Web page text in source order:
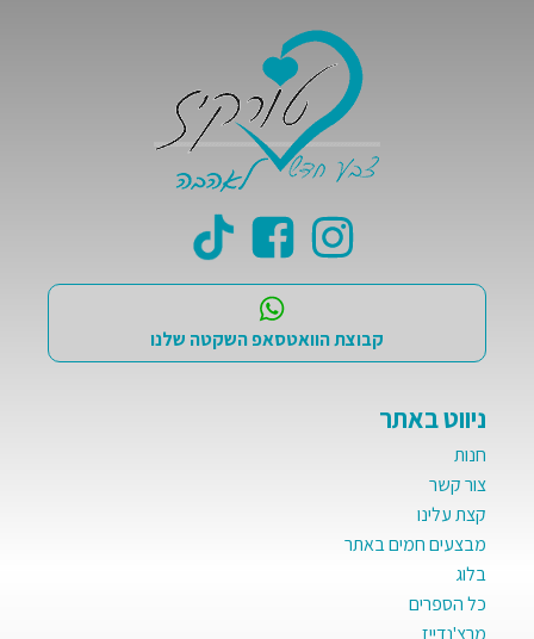
קבוצת הוואטסאפ השקטה שלנו
ניווט באתר
חנות
צור קשר
קצת עלינו
מבצעים חמים באתר
בלוג
כל הספרים